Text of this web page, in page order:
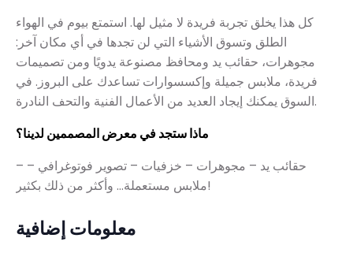
كل هذا يخلق تجربة فريدة لا مثيل لها. استمتع بيوم في الهواء
الطلق وتسوق الأشياء التي لن تجدها في أي مكان آخر:
مجوهرات، حقائب يد ومحافظ مصنوعة يدويًا ومن تصميمات
فريدة، ملابس جميلة وإكسسوارات تساعدك على البروز. في
السوق يمكنك إيجاد العديد من الأعمال الفنية والتحف النادرة.
ماذا ستجد في معرض المصممين لدينا؟
– حقائب يد – مجوهرات – خزفيات – تصوير فوتوغرافي –
ملابس مستعملة… وأكثر من ذلك بكثير!
معلومات إضافية